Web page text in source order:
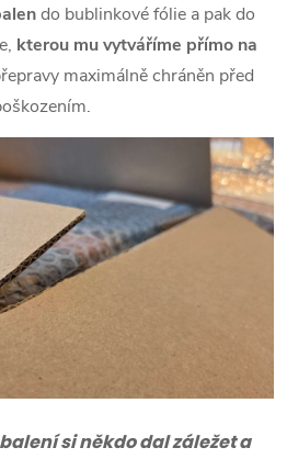
do bublinkové fólie a pak do
kterou mu vytváříme přímo na
maximálně chráněn před
si někdo dal záležet a